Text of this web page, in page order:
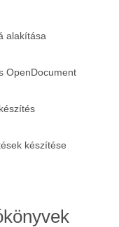
alakítása
OpenDocument
készítése